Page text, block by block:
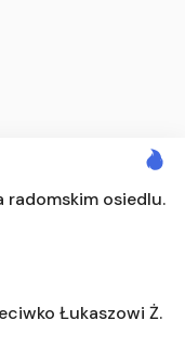
radomskim osiedlu.
Łukaszowi Ż.